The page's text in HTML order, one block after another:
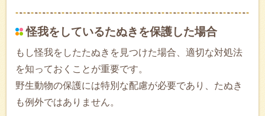
怪我をしているたぬきを保護した場合
もし怪我をしたたぬきを見つけた場合、適切な対処法
を知っておくことが重要です。
野生動物の保護には特別な配慮が必要であり、たぬき
も例外ではありません。